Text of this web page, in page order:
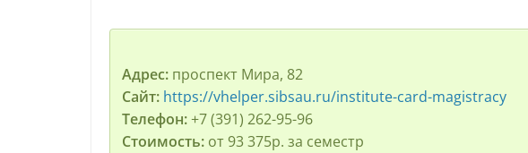
Адрес:проспект Мира, 82
Сайт: https://vhelper.sibsau.ru/institute-card-magistracy
Телефон:+7 (391) 262-95-96
Стоимость:от 93 375р. за семестр